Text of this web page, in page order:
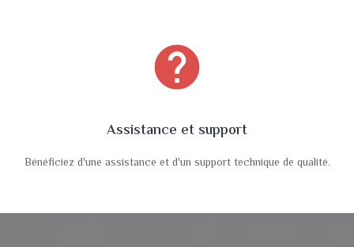
help
Assistance et support
Bénéficiez d'une assistance et d'un support technique de qualité.